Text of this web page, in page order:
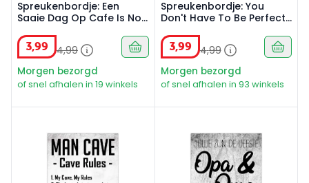
Spreukenbordje: Een
Saaie Dag Op Cafe Is Nog
Dag Op Het Werk! |
Houten Te
3,99 4,99
Morgen bezorgd
of snel afhalen in 19 winkels
Spreukenbordje: You
Don't Have To Be Perfect,
Tekstbord
3,99 4,99
Morgen bezorgd
of snel afhalen in 93 winkels